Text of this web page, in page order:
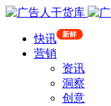
快讯 新鲜
营销
资讯
洞察
创意